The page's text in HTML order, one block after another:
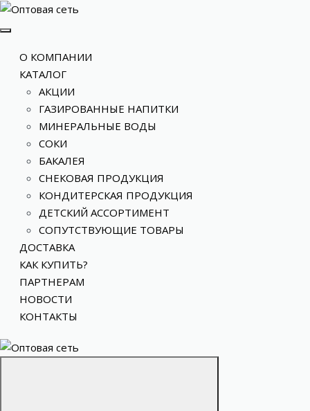
О КОМПАНИИ
КАТАЛОГ
АКЦИИ
ГАЗИРОВАННЫЕ НАПИТКИ
МИНЕРАЛЬНЫЕ ВОДЫ
СОКИ
БАКАЛЕЯ
СНЕКОВАЯ ПРОДУКЦИЯ
КОНДИТЕРСКАЯ ПРОДУКЦИЯ
ДЕТСКИЙ АССОРТИМЕНТ
СОПУТСТВУЮЩИЕ ТОВАРЫ
ДОСТАВКА
КАК КУПИТЬ?
ПАРТНЕРАМ
НОВОСТИ
КОНТАКТЫ